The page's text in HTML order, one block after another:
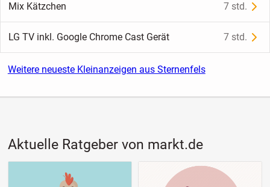
Mix Kätzchen 7 std.
LG TV inkl. Google Chrome Cast Gerät 7 std.
Weitere neueste Kleinanzeigen aus Sternenfels
Aktuelle Ratgeber von markt.de